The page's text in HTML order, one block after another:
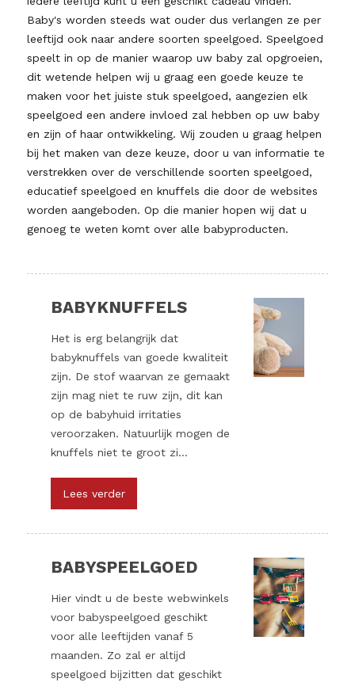
Baby's worden steeds wat ouder dus verlangen ze per
leeftijd ook naar andere soorten speelgoed. Speelgoed
speelt in op de manier waarop uw baby zal opgroeien,
dit wetende helpen wij u graag een goede keuze te
maken voor het juiste stuk speelgoed, aangezien elk
speelgoed een andere invloed zal hebben op uw baby
en zijn of haar ontwikkeling. Wij zouden u graag helpen
bij het maken van deze keuze, door u van informatie te
verstrekken over de verschillende soorten speelgoed,
educatief speelgoed en knuffels die door de websites
worden aangeboden. Op die manier hopen wij dat u
genoeg te weten komt over alle babyproducten.
BABYKNUFFELS
Het is erg belangrijk dat
babyknuffels van goede kwaliteit
zijn. De stof waarvan ze gemaakt
zijn mag niet te ruw zijn, dit kan
op de babyhuid irritaties
veroorzaken. Natuurlijk mogen de
knuffels niet te groot zi...
Lees verder
BABYSPEELGOED
Hier vindt u de beste webwinkels
voor babyspeelgoed geschikt
voor alle leeftijden vanaf 5
maanden. Zo zal er altijd
speelgoed bijzitten dat geschikt